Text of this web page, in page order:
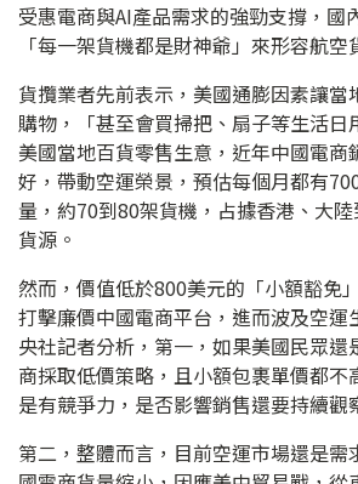
受惠電商與AI產品需求的強勁支撐，國
「每一架貨機都是財神爺」來形容航空
貨攬業者先前表示，美國通膨因素讓當
購物，「甚至會買掃把、扇子等生活日
美國當地百貨零售生意，近年中國電商
好，帶動空運榮景，預估每個月都有
量，約70到80架貨機，占據香港、大
貨源。
然而，價值低於800美元的「小額豁免
打擊廉價中國電商平台，進而波及空運
央社記者分析，第一，如果美國民眾還
商採取低價策略，且小額包裹單價都不
是有競爭力，是否影響銷售還要持續觀
第二，整體而言，目前空運市場還是需